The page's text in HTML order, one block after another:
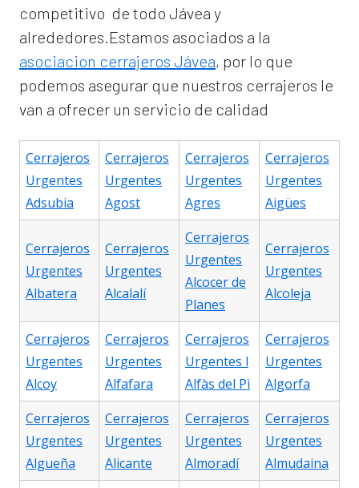
competitivo de todo Jávea y
alrededores.Estamos asociados a la
asociacion cerrajeros Jávea, por lo que
podemos asegurar que nuestros cerrajeros le
van a ofrecer un servicio de calidad
Cerrajeros
Urgentes
Adsubia
Cerrajeros
Urgentes
Agost
Cerrajeros
Urgentes
Agres
Cerrajeros
Urgentes
Aigües
Cerrajeros
Urgentes
Albatera
Cerrajeros
Urgentes
Alcalalí
Cerrajeros
Urgentes
Alcocer de
Planes
Cerrajeros
Urgentes
Alcoleja
Cerrajeros
Urgentes
Alcoy
Cerrajeros
Urgentes
Alfafara
Cerrajeros
Urgentes l
Alfàs del Pi
Cerrajeros
Urgentes
Algorfa
Cerrajeros
Urgentes
Algueña
Cerrajeros
Urgentes
Alicante
Cerrajeros
Urgentes
Almoradí
Cerrajeros
Urgentes
Almudaina